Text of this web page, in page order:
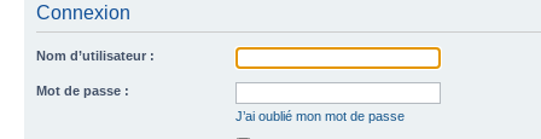
Connexion
Nom d’utilisateur :
Mot de passe :
J’ai oublié mon mot de passe